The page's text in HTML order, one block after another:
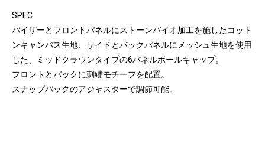
SPEC
バイザーとフロントパネルにストーンバイオ加工を施したコット
ンキャンバス生地、サイドとバックパネルにメッシュ生地を使用
した、ミッドクラウンタイプの6パネルボールキャップ。
フロントとバックに刺繍モチーフを配置。
スナップバックのアジャスターで調節可能。